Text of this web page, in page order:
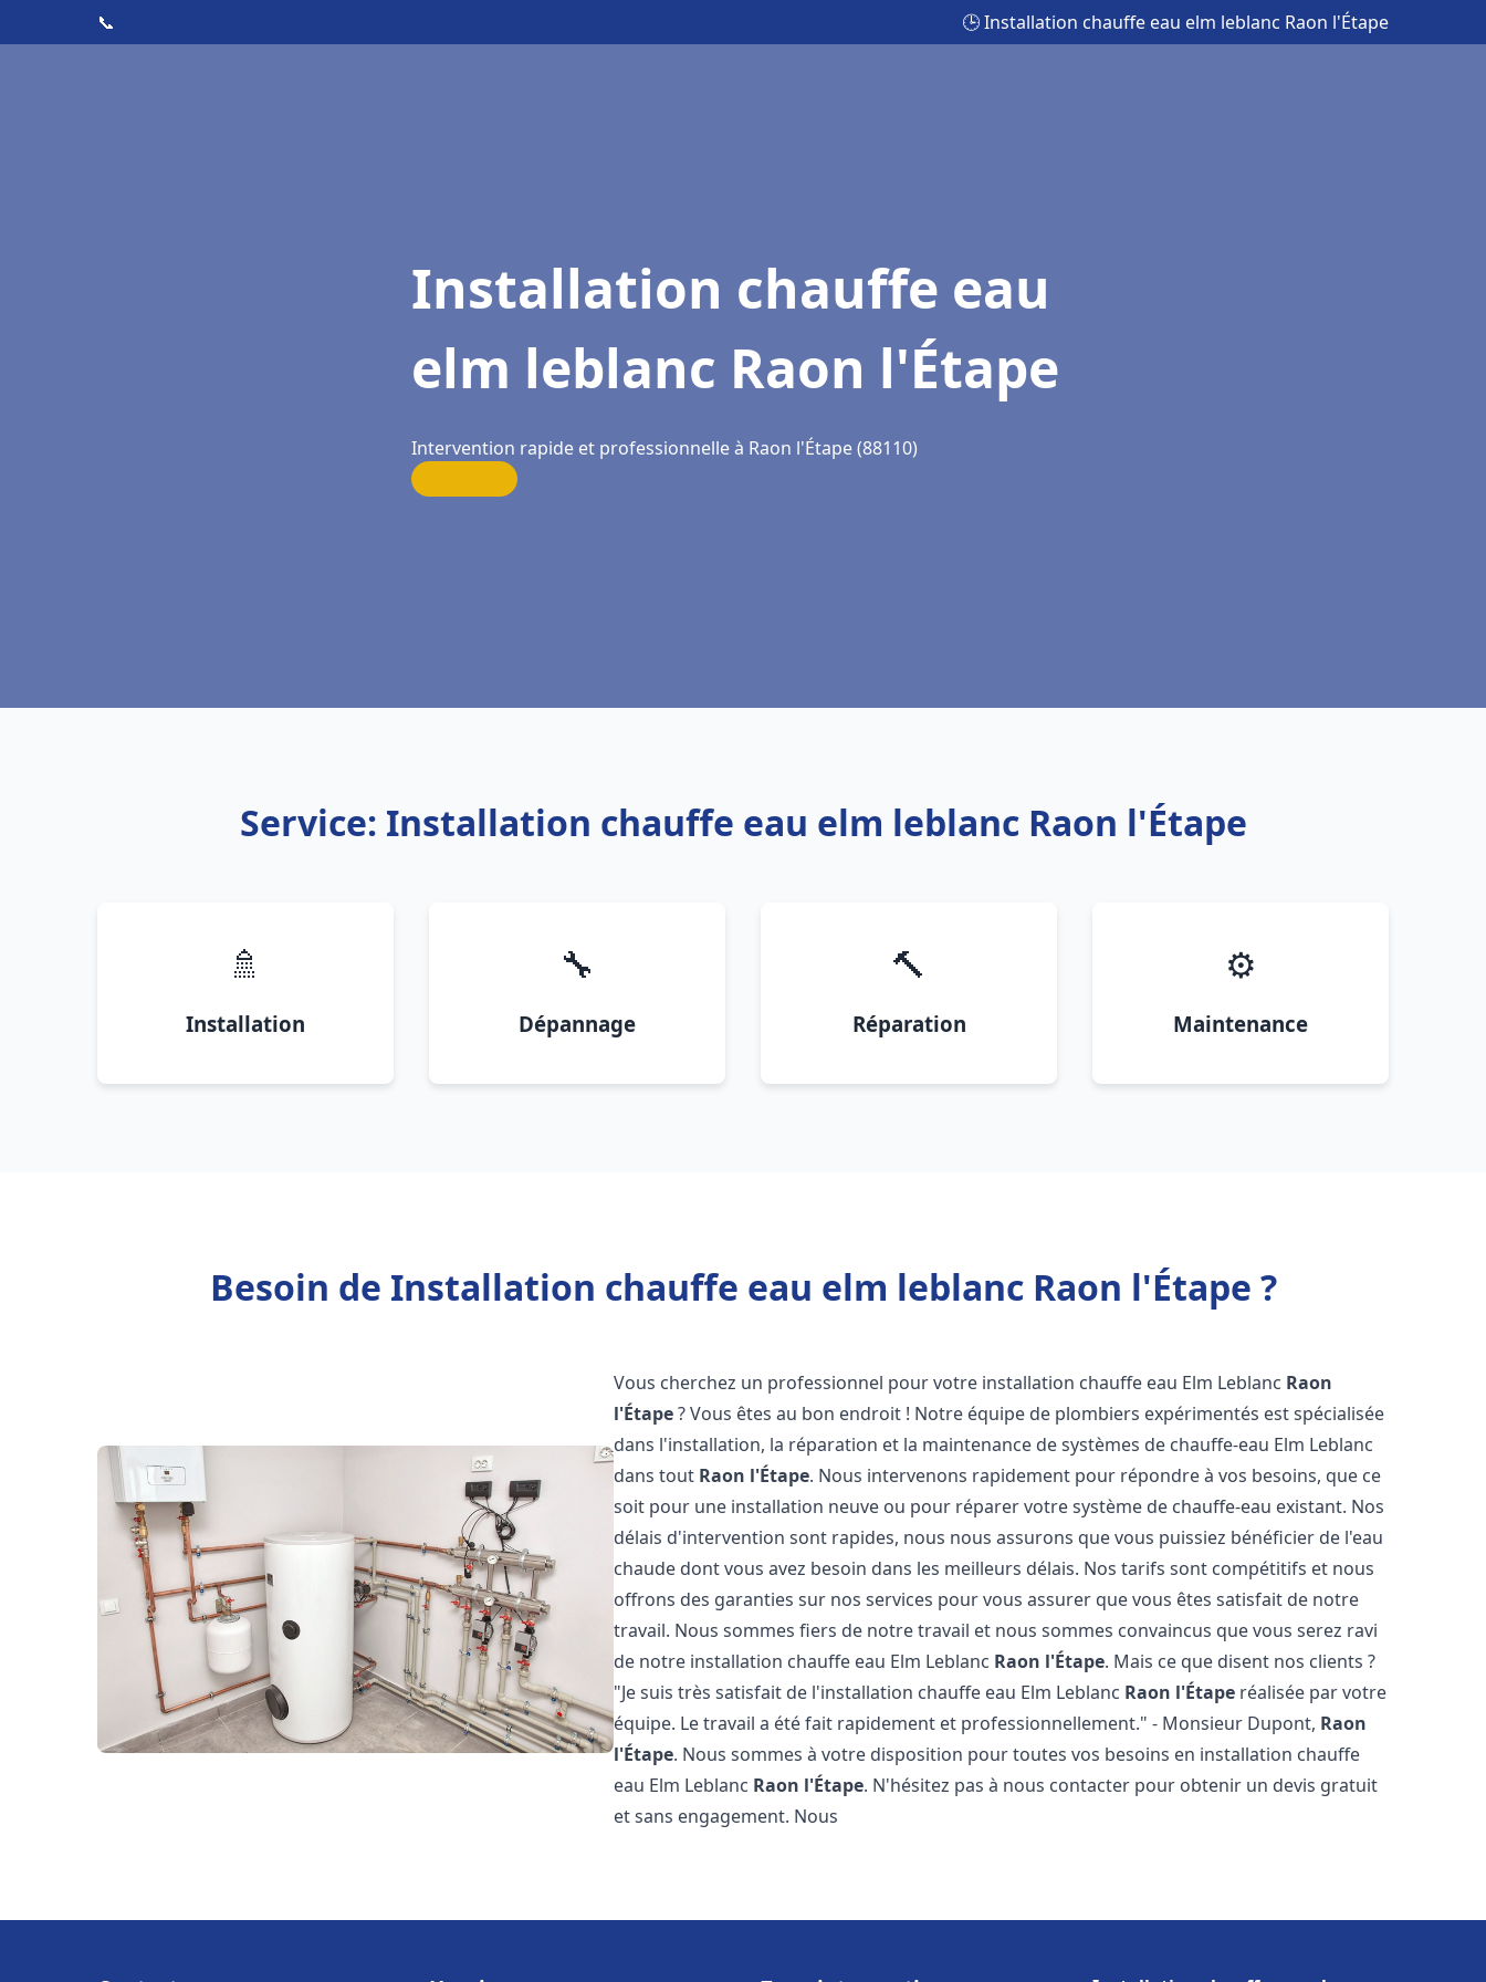
📞 🕒 Installation chauffe eau elm leblanc Raon l'Étape
Installation chauffe eau
elm leblanc Raon l'Étape
Intervention rapide et professionnelle à Raon l'Étape (88110)
Service: Installation chauffe eau elm leblanc Raon l'Étape
🚿
Installation
🔧
Dépannage
🔨
Réparation
⚙️
Maintenance
Besoin de Installation chauffe eau elm leblanc Raon l'Étape ?
Vous cherchez un professionnel pour votre installation chauffe eau Elm Leblanc Raon
l'Étape? Vous êtes au bon endroit ! Notre équipe de plombiers expérimentés est spécialisée
dans l'installation, la réparation et la maintenance de systèmes de chauffe-eau Elm Leblanc
dans tout Raon l'Étape. Nous intervenons rapidement pour répondre à vos besoins, que ce
soit pour une installation neuve ou pour réparer votre système de chauffe-eau existant. Nos
délais d'intervention sont rapides, nous nous assurons que vous puissiez bénéficier de l'eau
chaude dont vous avez besoin dans les meilleurs délais. Nos tarifs sont compétitifs et nous
offrons des garanties sur nos services pour vous assurer que vous êtes satisfait de notre
travail. Nous sommes fiers de notre travail et nous sommes convaincus que vous serez ravi
de notre installation chauffe eau Elm Leblanc Raon l'Étape. Mais ce que disent nos clients ?
"Je suis très satisfait de l'installation chauffe eau Elm Leblanc Raon l'Étape réalisée par votre
équipe. Le travail a été fait rapidement et professionnellement." - Monsieur Dupont, Raon
l'Étape. Nous sommes à votre disposition pour toutes vos besoins en installation chauffe
eau Elm Leblanc Raon l'Étape. N'hésitez pas à nous contacter pour obtenir un devis gratuit
et sans engagement. Nous